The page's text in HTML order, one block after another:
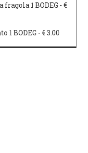
1 BODEG - €
1 BODEG - € 3.00